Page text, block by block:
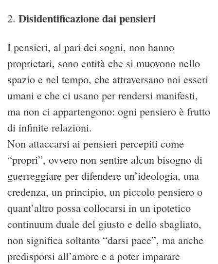
2. Disidentificazione dai pensieri
I pensieri, al pari dei sogni, non hanno
proprietari, sono entità che si muovono nello
spazio e nel tempo, che attraversano noi esseri
umani e che ci usano per rendersi manifesti,
ma non ci appartengono: ogni pensiero è frutto
di infinite relazioni.
Non attaccarsi ai pensieri percepiti come
“propri”, ovvero non sentire alcun bisogno di
guerreggiare per difendere un’ideologia, una
credenza, un principio, un piccolo pensiero o
quant’altro possa collocarsi in un ipotetico
continuum duale del giusto e dello sbagliato,
non significa soltanto “darsi pace”, ma anche
predisporsi all’amore e a poter imparare